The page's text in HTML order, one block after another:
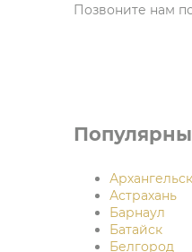
Позвоните нам
Архангельск
Астрахань
Барнаул
Батайск
Белгород